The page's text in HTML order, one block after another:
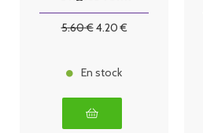
5.60€4.20€
En stock